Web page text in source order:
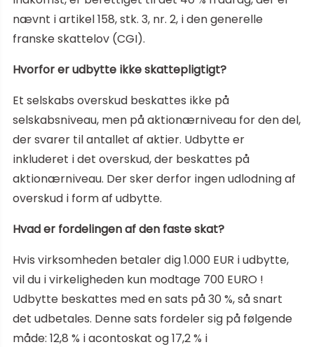
nævnt i artikel 158, stk. 3, nr. 2, i den generelle
franske skattelov (CGI).
Hvorfor er udbytte ikke skattepligtigt?
Et selskabs overskud beskattes ikke på
selskabsniveau, men på aktionærniveau for den del,
der svarer til antallet af aktier. Udbytte er
inkluderet i det overskud, der beskattes på
aktionærniveau. Der sker derfor ingen udlodning af
overskud i form af udbytte.
Hvad er fordelingen af den faste skat?
Hvis virksomheden betaler dig 1.000 EUR i udbytte,
vil du i virkeligheden kun modtage 700 EURO !
Udbytte beskattes med en sats på 30 %, så snart
det udbetales. Denne sats fordeler sig på følgende
måde: 12,8 % i acontoskat og 17,2 % i